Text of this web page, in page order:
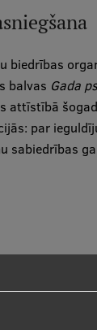
biedrības
balvas Gada
par
sabiedrības